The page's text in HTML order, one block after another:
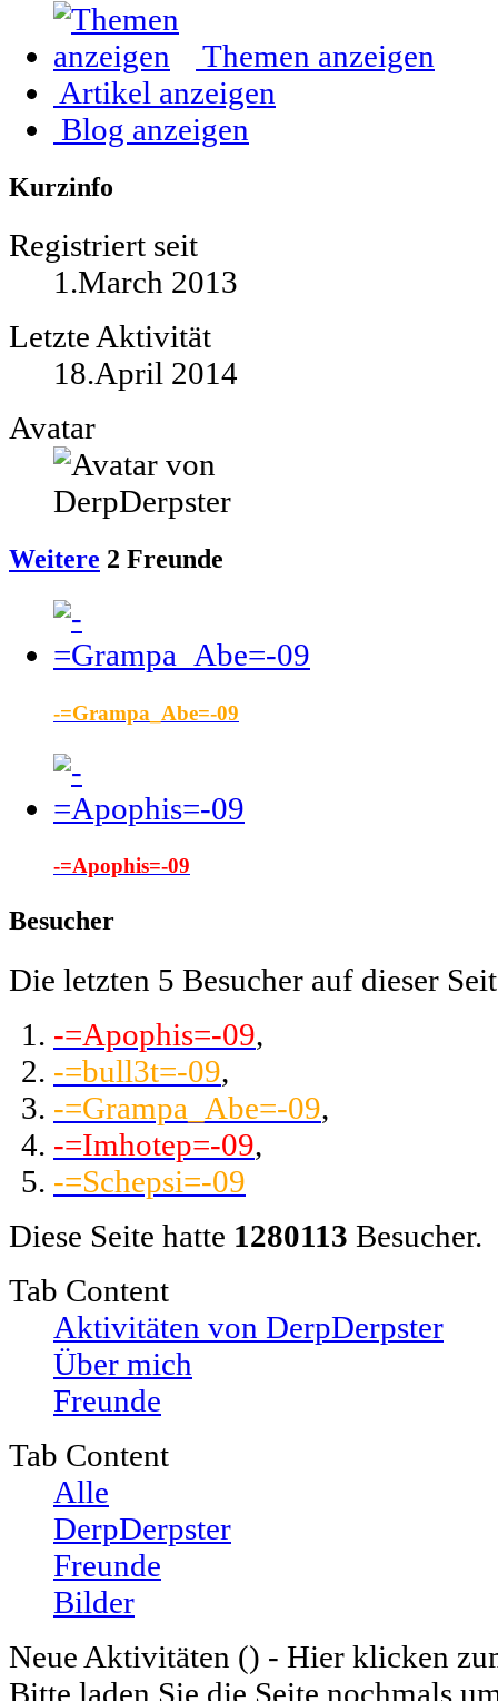
Themen anzeigen
Artikel anzeigen
Blog anzeigen
Kurzinfo
Registriert seit
1.March 2013
Letzte Aktivität
18.April 2014
Avatar
Weitere 2 Freunde
-=Grampa_Abe=-09
-=Apophis=-09
Besucher
Die letzten 5 Besucher auf dieser
-=Apophis=-09,
-=bull3t=-09,
-=Grampa_Abe=-09,
-=Imhotep=-09,
-=Schepsi=-09
Diese Seite hatte 1280113 Besucher.
Tab Content
Aktivitäten von DerpDerpster
Über mich
Freunde
Tab Content
Alle
DerpDerpster
Freunde
Bilder
Neue Aktivitäten () - Hier klicken
Bitte laden Sie die Seite nochmals